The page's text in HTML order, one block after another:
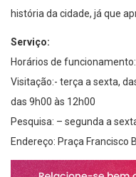
história da cidade, já que
Serviço:
Horários de funcionamento:
Visitação:- terça a sexta,
das 9h00 às 12h00
Pesquisa: – segunda a
Endereço: Praça Francisco